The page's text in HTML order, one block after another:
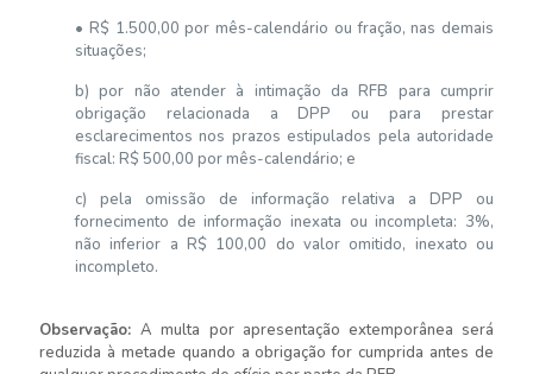
• R$ 1.500,00 por mês-calendário ou fração, nas demais
situações;
b) por não atender à intimação da RFB para cumprir
obrigação relacionada a DPP ou para prestar
esclarecimentos nos prazos estipulados pela autoridade
fiscal: R$ 500,00 por mês-calendário; e
c) pela omissão de informação relativa a DPP ou
fornecimento de informação inexata ou incompleta: 3%,
não inferior a R$ 100,00 do valor omitido, inexato ou
incompleto.
Observação:A multa por apresentação extemporânea será
reduzida à metade quando a obrigação for cumprida antes de